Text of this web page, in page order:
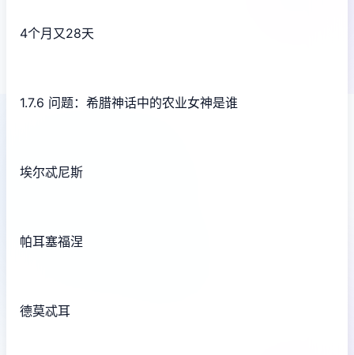
4个月又28天
1.7.6 问题：希腊神话中的农业女神是谁
埃尔忒尼斯
帕耳塞福涅
德莫忒耳